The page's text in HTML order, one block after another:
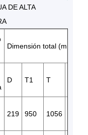
DE ALTA
Dimensión total (mm)
D T1 T
219 950 1056